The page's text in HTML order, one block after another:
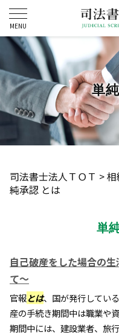
単
司法書士法人ＴＯＴ >
純承認 とは
単
自己破産をした場合の
て～
官報とは、国が発行してい
産の手続き期間中は職業や
期間中には、建設業者、旅